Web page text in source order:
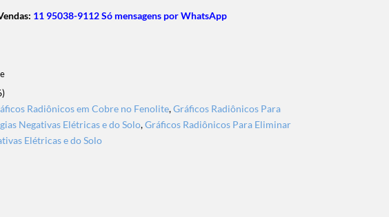
11 95038-9112 Só mensagens por WhatsApp
Radiônicos em Cobre no Fenolite,Gráficos Radiônicos Para
Negativas Elétricas e do Solo,Gráficos Radiônicos Para Eliminar
Elétricas e do Solo